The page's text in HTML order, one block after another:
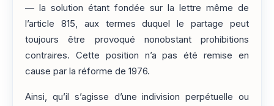
— la solution étant fondée sur la lettre même de
l’article 815, aux termes duquel le partage peut
toujours être provoqué nonobstant prohibitions
contraires. Cette position n’a pas été remise en
cause par la réforme de 1976.
Ainsi, qu’il s’agisse d’une indivision perpétuelle ou